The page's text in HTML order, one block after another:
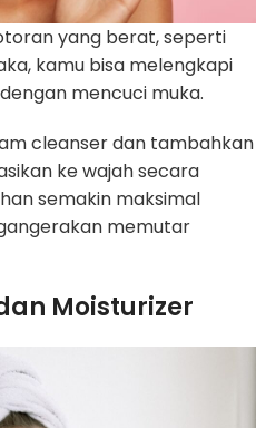
yang berat, seperti
kamu bisa melengkapi
mencuci muka.
cleanser dan tambahkan
ke wajah secara
semakin maksimal
memutar
Moisturizer